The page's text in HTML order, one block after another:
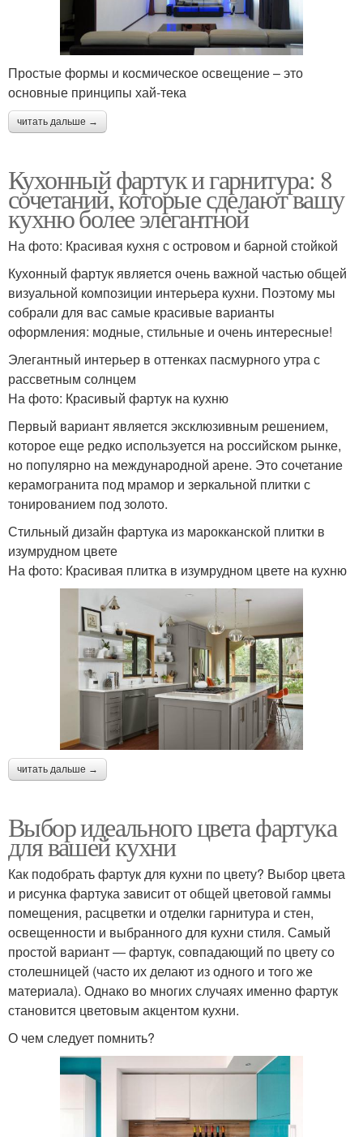
Простые формы и космическое освещение – это
основные принципы хай-тека
читать дальше →
Кухонный фартук и гарнитура: 8
сочетаний, которые сделают вашу
кухню более элегантной
На фото: Красивая кухня с островом и барной стойкой
Кухонный фартук является очень важной частью общей
визуальной композиции интерьера кухни. Поэтому мы
собрали для вас самые красивые варианты
оформления: модные, стильные и очень интересные!
Элегантный интерьер в оттенках пасмурного утра с
рассветным солнцем
На фото: Красивый фартук на кухню
Первый вариант является эксклюзивным решением,
которое еще редко используется на российском рынке,
но популярно на международной арене. Это сочетание
керамогранита под мрамор и зеркальной плитки с
тонированием под золото.
Стильный дизайн фартука из марокканской плитки в
изумрудном цвете
На фото: Красивая плитка в изумрудном цвете на кухню
читать дальше →
Выбор идеального цвета фартука
для вашей кухни
Как подобрать фартук для кухни по цвету? Выбор цвета
и рисунка фартука зависит от общей цветовой гаммы
помещения, расцветки и отделки гарнитура и стен,
освещенности и выбранного для кухни стиля. Самый
простой вариант ― фартук, совпадающий по цвету со
столешницей (часто их делают из одного и того же
материала). Однако во многих случаях именно фартук
становится цветовым акцентом кухни.
О чем следует помнить?